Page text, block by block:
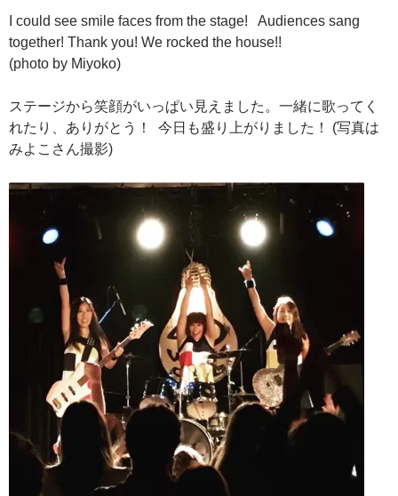
I could see smile faces from the stage! Audiences sang
together! Thank you! We rocked the house!!
(photo by Miyoko)
ステージから笑顔がいっぱい見えました。一緒に歌ってく
れたり、ありがとう！ 今日も盛り上がりました！ (写真は
みよこさん撮影)